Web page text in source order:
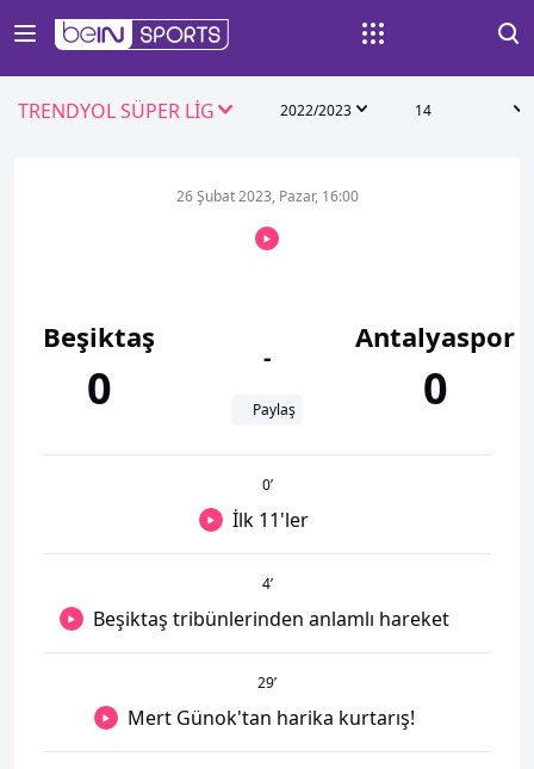
TRENDYOL SÜPER LİG 2022/2023 14
Beşiktaş
0
26 Şubat 2023, Pazar, 16:00
-
Paylaş
Antalyaspor
0
0’
İlk 11'ler
4’
Beşiktaş tribünlerinden anlamlı hareket
29’
Mert Günok'tan harika kurtarış!